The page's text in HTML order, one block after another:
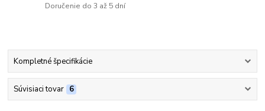
Doručenie do 3 až 5 dní
Kompletné špecifikácie
Súvisiaci tovar 6